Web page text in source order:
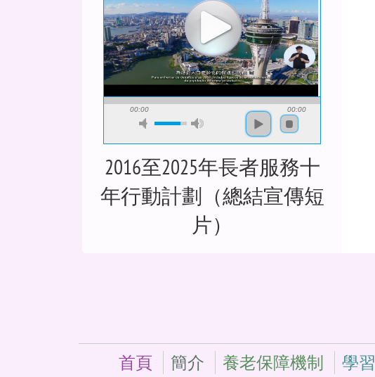
00:00 00:00
2016至2025年長者服務十
年行動計劃（總結宣傳短
片）
首頁 簡介 養老保障機制 學習